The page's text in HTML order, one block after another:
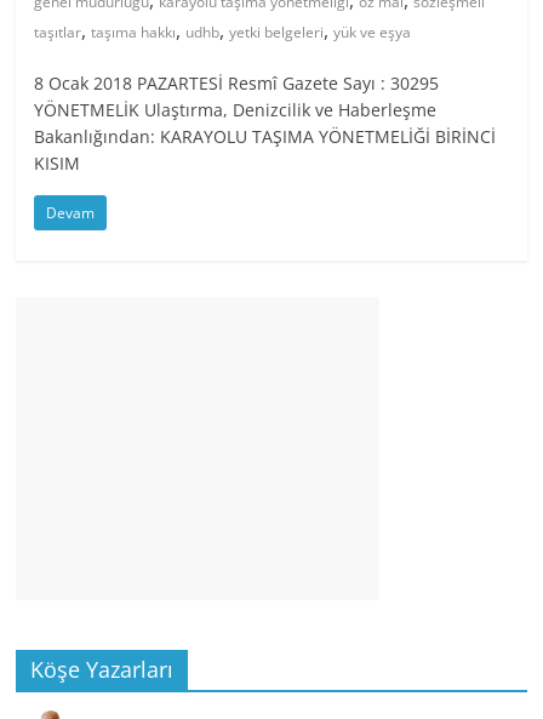
taşıtlar,taşıma hakkı, udhb,yetki belgeleri,yük ve eşya
8 Ocak 2018 PAZARTESİ Resmî Gazete Sayı : 30295
YÖNETMELİK Ulaştırma, Denizcilik ve Haberleşme
Bakanlığından: KARAYOLU TAŞIMA YÖNETMELİĞİ BİRİNCİ
KISIM
Devam
Köşe Yazarları